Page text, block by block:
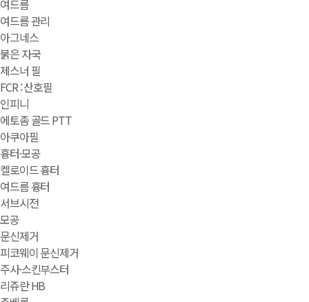
여드름
여드름 관리
아그네스
붉은 자국
제스너 필
FCR : 산호필
인피니
에토좀 골드 PTT
아쿠아필
흉터·모공
켈로이드 흉터
여드름 흉터
서브시전
모공
문신제거
피코웨이 문신제거
주사·스킨부스터
리쥬란 HB